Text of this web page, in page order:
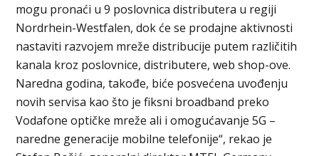
mogu pronaći u 9 poslovnica distributera u regiji
Nordrhein-Westfalen, dok će se prodajne aktivnosti
nastaviti razvojem mreže distribucije putem različitih
kanala kroz poslovnice, distributere, web shop-ove.
Naredna godina, takođe, biće posvećena uvođenju
novih servisa kao što je fiksni broadband preko
Vodafone optičke mreže ali i omogućavanje 5G –
naredne generacije mobilne telefonije“, rekao je